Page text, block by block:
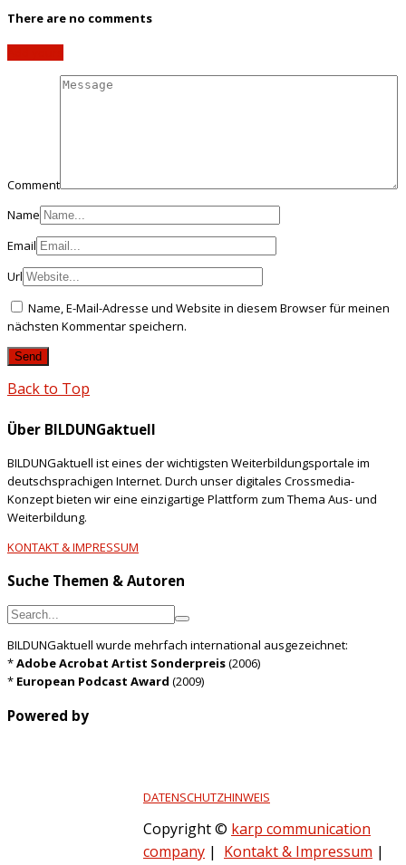
There are no comments
Comment
Name
Email
Url
Name, E-Mail-Adresse und Website in diesem Browser für meinen
nächsten Kommentar speichern.
Back to Top
Über BILDUNGaktuell
BILDUNGaktuell ist eines der wichtigsten Weiterbildungsportale im
deutschsprachigen Internet. Durch unser digitales Crossmedia-
Konzept bieten wir eine einzigartige Plattform zum Thema Aus- und
Weiterbildung.
KONTAKT & IMPRESSUM
Suche Themen & Autoren
BILDUNGaktuell wurde mehrfach international ausgezeichnet:
*Adobe Acrobat Artist Sonderpreis(2006)
* European Podcast Award (2009)
Powered by
DATENSCHUTZHINWEIS
Copyright © karp communication
company | Kontakt & Impressum |